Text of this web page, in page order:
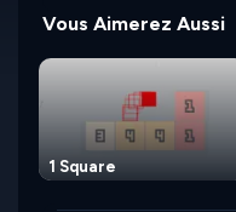
Vous Aimerez Aussi
1 Square